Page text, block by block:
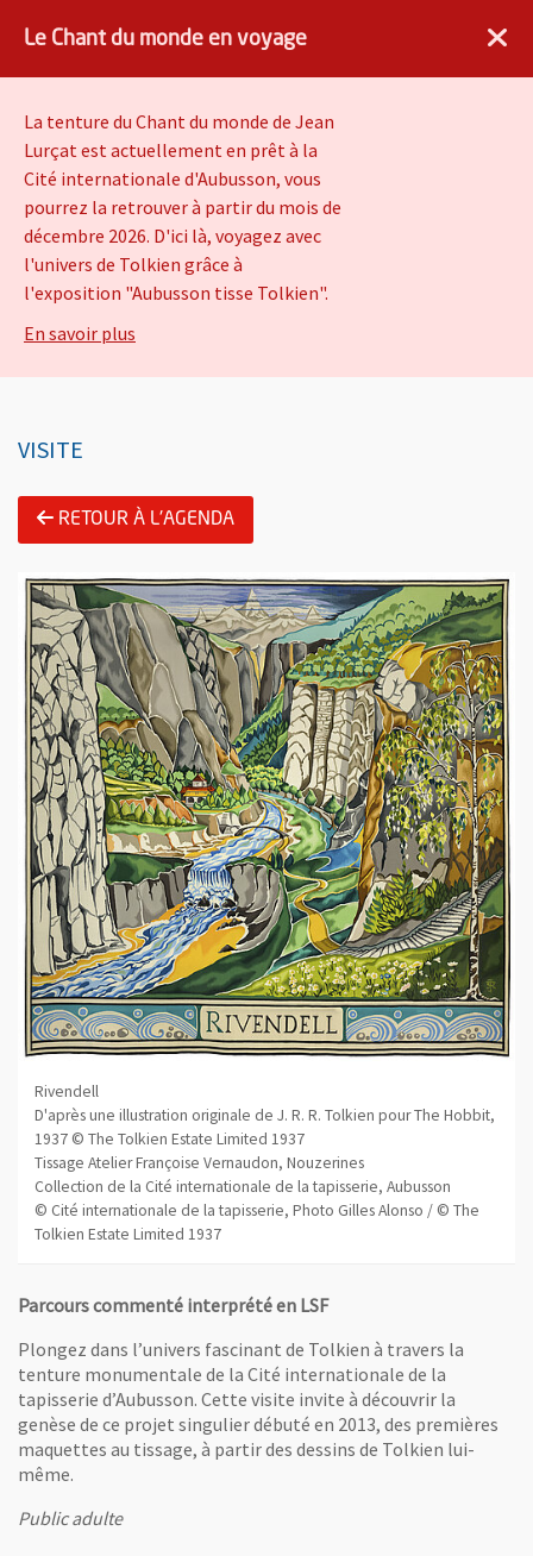
Vivre à Angers
Ville d'Angers
VOIR
Angers.fr : Retour à l'accueil
Parcours Commenté en
LSF : Aubusson tisse
Tolkien
Information importante
Le Chant du monde en voyage
La tenture du Chant du monde de Jean
Lurçat est actuellement en prêt à la
Cité internationale d'Aubusson, vous
pourrez la retrouver à partir du mois de
décembre 2026. D'ici là, voyagez avec
l'univers de Tolkien grâce à
l'exposition "Aubusson tisse Tolkien".
En savoir plus
Présentation de l'évènement
VISITE
RETOUR À L'AGENDA
Rivendell
D'après une illustration originale de J. R. R. Tolkien pour The Hobbit,
1937 © The Tolkien Estate Limited 1937
Tissage Atelier Françoise Vernaudon, Nouzerines
Collection de la Cité internationale de la tapisserie, Aubusson
© Cité internationale de la tapisserie, Photo Gilles Alonso / © The
Tolkien Estate Limited 1937
Parcours commenté interprété en LSF
Plongez dans l’univers fascinant de Tolkien à travers la
tenture monumentale de la Cité internationale de la
tapisserie d’Aubusson. Cette visite invite à découvrir la
genèse de ce projet singulier débuté en 2013, des premières
maquettes au tissage, à partir des dessins de Tolkien lui-
même.
Public adulte